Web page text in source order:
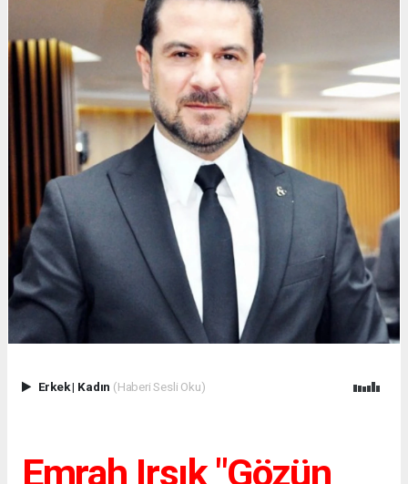
Erkek| Kadın (Haberi Sesli Oku)
Emrah Irsık "Gözün